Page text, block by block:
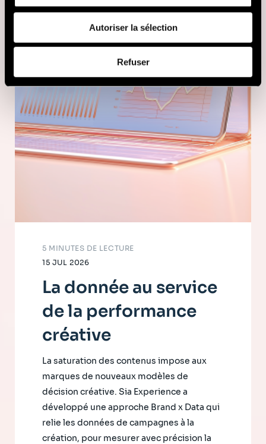
fournies ou qu'ils ont collectées lors de votre utilisation
de leurs services (cookies tiers).
vous pouvez nous contacter et comment nous traitons
Politique de protection des données à caractère
personnel.
Autoriser la sélection
Refuser
15 JUL 2026
5 MINUTES DE LECTURE
La donnée au service
de la performance
créative
La saturation des contenus impose aux
marques de nouveaux modèles de
décision créative. Sia Experience a
développé une approche Brand x Data qui
relie les données de campagnes à la
création, pour mesurer avec précision la